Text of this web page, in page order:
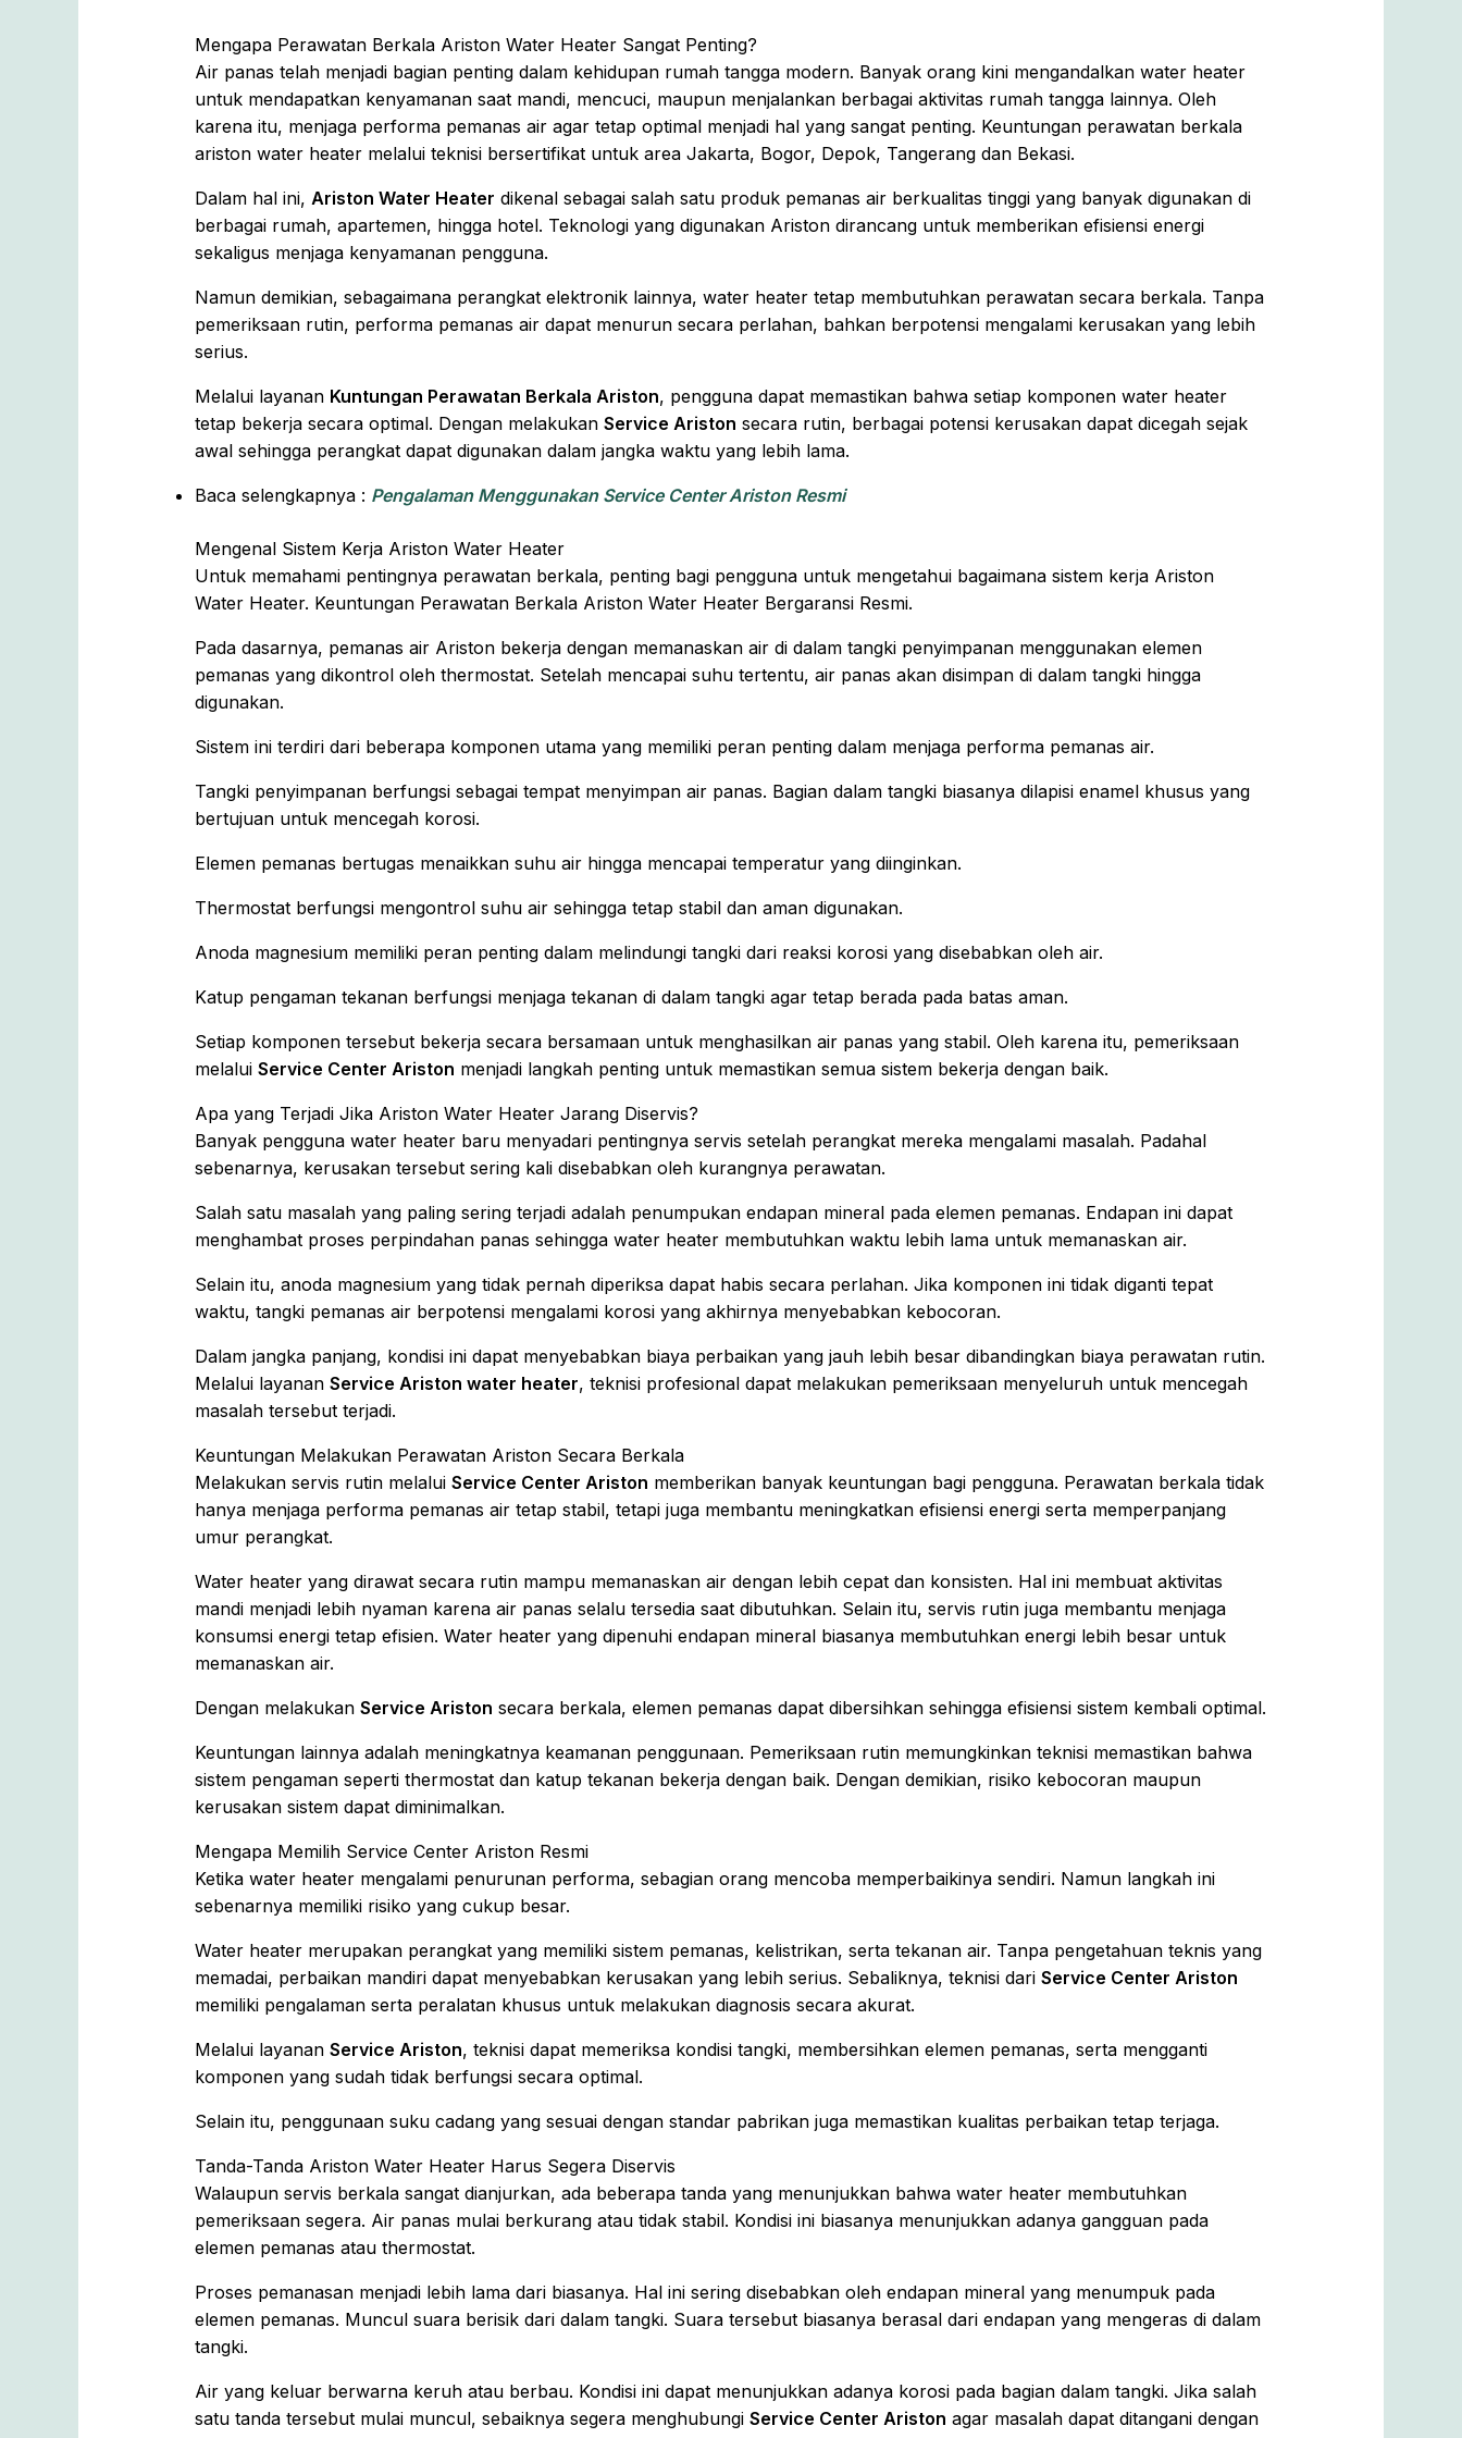
Mengapa Perawatan Berkala Ariston Water Heater Sangat Penting?
Air panas telah menjadi bagian penting dalam kehidupan rumah tangga modern. Banyak orang kini mengandalkan water heater
untuk mendapatkan kenyamanan saat mandi, mencuci, maupun menjalankan berbagai aktivitas rumah tangga lainnya. Oleh
karena itu, menjaga performa pemanas air agar tetap optimal menjadi hal yang sangat penting. Keuntungan perawatan berkala
ariston water heater melalui teknisi bersertifikat untuk area Jakarta, Bogor, Depok, Tangerang dan Bekasi.
Dalam hal ini, Ariston Water Heater dikenal sebagai salah satu produk pemanas air berkualitas tinggi yang banyak digunakan di
berbagai rumah, apartemen, hingga hotel. Teknologi yang digunakan Ariston dirancang untuk memberikan efisiensi energi
sekaligus menjaga kenyamanan pengguna.
Namun demikian, sebagaimana perangkat elektronik lainnya, water heater tetap membutuhkan perawatan secara berkala. Tanpa
pemeriksaan rutin, performa pemanas air dapat menurun secara perlahan, bahkan berpotensi mengalami kerusakan yang lebih
serius.
Melalui layanan Kuntungan Perawatan Berkala Ariston, pengguna dapat memastikan bahwa setiap komponen water heater
tetap bekerja secara optimal. Dengan melakukan Service Ariston secara rutin, berbagai potensi kerusakan dapat dicegah sejak
awal sehingga perangkat dapat digunakan dalam jangka waktu yang lebih lama.
Baca selengkapnya : Pengalaman Menggunakan Service Center Ariston Resmi
Mengenal Sistem Kerja Ariston Water Heater
Untuk memahami pentingnya perawatan berkala, penting bagi pengguna untuk mengetahui bagaimana sistem kerja Ariston
Water Heater. Keuntungan Perawatan Berkala Ariston Water Heater Bergaransi Resmi.
Pada dasarnya, pemanas air Ariston bekerja dengan memanaskan air di dalam tangki penyimpanan menggunakan elemen
pemanas yang dikontrol oleh thermostat. Setelah mencapai suhu tertentu, air panas akan disimpan di dalam tangki hingga
digunakan.
Sistem ini terdiri dari beberapa komponen utama yang memiliki peran penting dalam menjaga performa pemanas air.
Tangki penyimpanan berfungsi sebagai tempat menyimpan air panas. Bagian dalam tangki biasanya dilapisi enamel khusus yang
bertujuan untuk mencegah korosi.
Elemen pemanas bertugas menaikkan suhu air hingga mencapai temperatur yang diinginkan.
Thermostat berfungsi mengontrol suhu air sehingga tetap stabil dan aman digunakan.
Anoda magnesium memiliki peran penting dalam melindungi tangki dari reaksi korosi yang disebabkan oleh air.
Katup pengaman tekanan berfungsi menjaga tekanan di dalam tangki agar tetap berada pada batas aman.
Setiap komponen tersebut bekerja secara bersamaan untuk menghasilkan air panas yang stabil. Oleh karena itu, pemeriksaan
melalui Service Center Ariston menjadi langkah penting untuk memastikan semua sistem bekerja dengan baik.
Apa yang Terjadi Jika Ariston Water Heater Jarang Diservis?
Banyak pengguna water heater baru menyadari pentingnya servis setelah perangkat mereka mengalami masalah. Padahal
sebenarnya, kerusakan tersebut sering kali disebabkan oleh kurangnya perawatan.
Salah satu masalah yang paling sering terjadi adalah penumpukan endapan mineral pada elemen pemanas. Endapan ini dapat
menghambat proses perpindahan panas sehingga water heater membutuhkan waktu lebih lama untuk memanaskan air.
Selain itu, anoda magnesium yang tidak pernah diperiksa dapat habis secara perlahan. Jika komponen ini tidak diganti tepat
waktu, tangki pemanas air berpotensi mengalami korosi yang akhirnya menyebabkan kebocoran.
Dalam jangka panjang, kondisi ini dapat menyebabkan biaya perbaikan yang jauh lebih besar dibandingkan biaya perawatan rutin.
Melalui layanan Service Ariston water heater, teknisi profesional dapat melakukan pemeriksaan menyeluruh untuk mencegah
masalah tersebut terjadi.
Keuntungan Melakukan Perawatan Ariston Secara Berkala
Melakukan servis rutin melalui Service Center Ariston memberikan banyak keuntungan bagi pengguna. Perawatan berkala tidak
hanya menjaga performa pemanas air tetap stabil, tetapi juga membantu meningkatkan efisiensi energi serta memperpanjang
umur perangkat.
Water heater yang dirawat secara rutin mampu memanaskan air dengan lebih cepat dan konsisten. Hal ini membuat aktivitas
mandi menjadi lebih nyaman karena air panas selalu tersedia saat dibutuhkan. Selain itu, servis rutin juga membantu menjaga
konsumsi energi tetap efisien. Water heater yang dipenuhi endapan mineral biasanya membutuhkan energi lebih besar untuk
memanaskan air.
Dengan melakukan Service Ariston secara berkala, elemen pemanas dapat dibersihkan sehingga efisiensi sistem kembali optimal.
Keuntungan lainnya adalah meningkatnya keamanan penggunaan. Pemeriksaan rutin memungkinkan teknisi memastikan bahwa
sistem pengaman seperti thermostat dan katup tekanan bekerja dengan baik. Dengan demikian, risiko kebocoran maupun
kerusakan sistem dapat diminimalkan.
Mengapa Memilih Service Center Ariston Resmi
Ketika water heater mengalami penurunan performa, sebagian orang mencoba memperbaikinya sendiri. Namun langkah ini
sebenarnya memiliki risiko yang cukup besar.
Water heater merupakan perangkat yang memiliki sistem pemanas, kelistrikan, serta tekanan air. Tanpa pengetahuan teknis yang
memadai, perbaikan mandiri dapat menyebabkan kerusakan yang lebih serius. Sebaliknya, teknisi dari Service Center Ariston
memiliki pengalaman serta peralatan khusus untuk melakukan diagnosis secara akurat.
Melalui layanan Service Ariston, teknisi dapat memeriksa kondisi tangki, membersihkan elemen pemanas, serta mengganti
komponen yang sudah tidak berfungsi secara optimal.
Selain itu, penggunaan suku cadang yang sesuai dengan standar pabrikan juga memastikan kualitas perbaikan tetap terjaga.
Tanda-Tanda Ariston Water Heater Harus Segera Diservis
Walaupun servis berkala sangat dianjurkan, ada beberapa tanda yang menunjukkan bahwa water heater membutuhkan
pemeriksaan segera. Air panas mulai berkurang atau tidak stabil. Kondisi ini biasanya menunjukkan adanya gangguan pada
elemen pemanas atau thermostat.
Proses pemanasan menjadi lebih lama dari biasanya. Hal ini sering disebabkan oleh endapan mineral yang menumpuk pada
elemen pemanas. Muncul suara berisik dari dalam tangki. Suara tersebut biasanya berasal dari endapan yang mengeras di dalam
tangki.
Air yang keluar berwarna keruh atau berbau. Kondisi ini dapat menunjukkan adanya korosi pada bagian dalam tangki. Jika salah
satu tanda tersebut mulai muncul, sebaiknya segera menghubungi Service Center Ariston agar masalah dapat ditangani dengan